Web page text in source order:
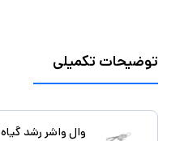
توضیحات تکمیلی
وال واشر رشد گیاه 10 وات مدل DL-10W30-007